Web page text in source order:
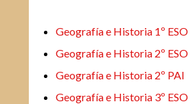
Geografía e Historia 1º ESO
Geografía e Historia 2º ESO
Geografía e Historia 2º PAI
Geografía e Historia 3º ESO